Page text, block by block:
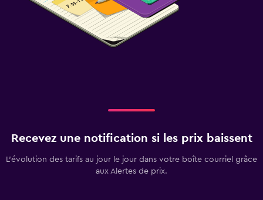
Recevez une notification si les prix baissent
L’évolution des tarifs au jour le jour dans votre boîte courriel grâce
aux Alertes de prix.